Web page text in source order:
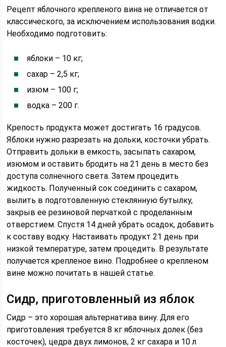
Рецепт яблочного крепленого вина не отличается от
классического, за исключением использования водки.
Необходимо подготовить:
яблоки – 10 кг;
сахар – 2,5 кг;
изюм – 100 г;
водка – 200 г.
Крепость продукта может достигать 16 градусов.
Яблоки нужно разрезать на дольки, косточки убрать.
Отправить дольки в емкость, засыпать сахаром,
изюмом и оставить бродить на 21 день в место без
доступа солнечного света. Затем процедить
жидкость. Полученный сок соединить с сахаром,
вылить в подготовленную стеклянную бутылку,
закрыв ее резиновой перчаткой с проделанным
отверстием. Спустя 14 дней убрать осадок, добавить
к составу водку. Настаивать продукт 21 день при
низкой температуре, затем процедить. В результате
получается крепленое вино. Подробнее о крепленом
вине можно почитать в нашей статье.
Сидр, приготовленный из яблок
Сидр – это хорошая альтернатива вину. Для его
приготовления требуется 8 кг яблочных долек (без
косточек), цедра двух лимонов, 2 кг сахара и 10 л